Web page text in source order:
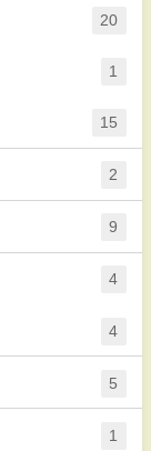
20
1
15
2
9
4
4
5
1